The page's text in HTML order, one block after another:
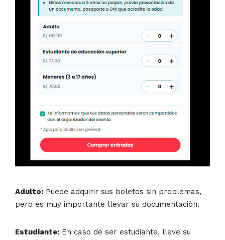
Adulto: Puede adquirir sus boletos sin problemas,
pero es muy importante llevar su documentación.
Estudiante: En caso de ser estudiante, lleve su